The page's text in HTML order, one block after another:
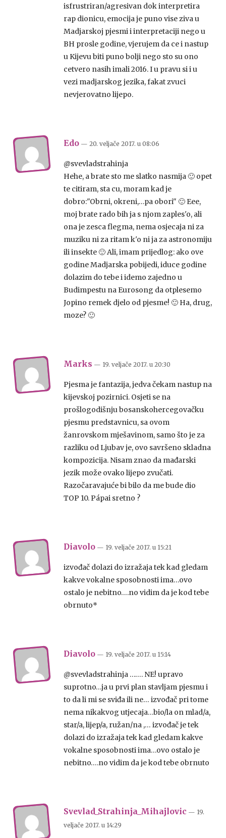
isfrustriran/agresivan dok interpretira
rap dionicu, emocija je puno vise ziva u
Madjarskoj pjesmi i interpretaciji nego u
BH prosle godine, vjerujem da ce i nastup
u Kijevu biti puno bolji nego sto su ono
cetvero nasih imali 2016. I u pravu si i u
vezi madjarskog jezika, fakat zvuci
nevjerovatno lijepo.
Edo — 20. veljače 2017. u 08:06
@svevladstrahinja
Hehe, a brate sto me slatko nasmija 🙂 opet
te citiram, sta cu, moram kad je
dobro:"Obrni, okreni,…pa obori" 🙂 Eee,
moj brate rado bih ja s njom zaples'o, ali
ona je zesca flegma, nema osjecaja ni za
muziku ni za ritam k'o ni ja za astronomiju
ili insekte 🙂 Ali, imam prijedlog: ako ove
godine Madjarska pobijedi, iduce godine
dolazim do tebe i idemo zajedno u
Budimpestu na Eurosong da otplesemo
Jopino remek djelo od pjesme! 🙂 Ha, drug,
moze? 🙂
Marks — 19. veljače 2017. u 20:30
Pjesma je fantazija, jedva čekam nastup na
kijevskoj pozirnici. Osjeti se na
prošlogodišnju bosanskohercegovačku
pjesmu predstavnicu, sa ovom
žanrovskom mješavinom, samo što je za
razliku od Ljubav je, ovo savršeno skladna
kompozicija. Nisam znao da mađarski
jezik može ovako lijepo zvučati.
Razočaravajuće bi bilo da me bude dio
TOP 10. Pápai sretno ?
Diavolo — 19. veljače 2017. u 15:21
izvođač dolazi do izražaja tek kad gledam
kakve vokalne sposobnosti ima…ovo
ostalo je nebitno….no vidim da je kod tebe
obrnuto*
Diavolo — 19. veljače 2017. u 15:14
@svevladstrahinja ……. NE! upravo
suprotno…ja u prvi plan stavljam pjesmu i
to da li mi se sviđa ili ne… izvođač pri tome
nema nikakvog utjecaja…bio/la on mlad/a,
star/a, lijep/a, ružan/na ,… izvođač je tek
dolazi do izražaja tek kad gledam kakve
vokalne sposobnosti ima…ovo ostalo je
nebitno….no vidim da je kod tebe obrnuto
Svevlad_Strahinja_Mihajlovic — 19.
veljače 2017. u 14:29